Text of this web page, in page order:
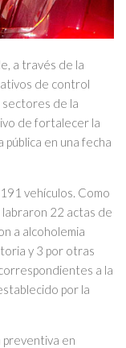
a través de la
de control
de la
de fortalecer la
en una fecha
vehículos. Como
22 actas de
a alcoholemia
y 3 por otras
a la
por la
en